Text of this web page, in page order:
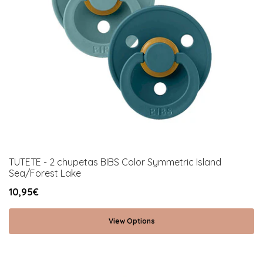
TUTETE - 2 chupetas BIBS Color Symmetric Island
Sea/Forest Lake
10,95€
View Options